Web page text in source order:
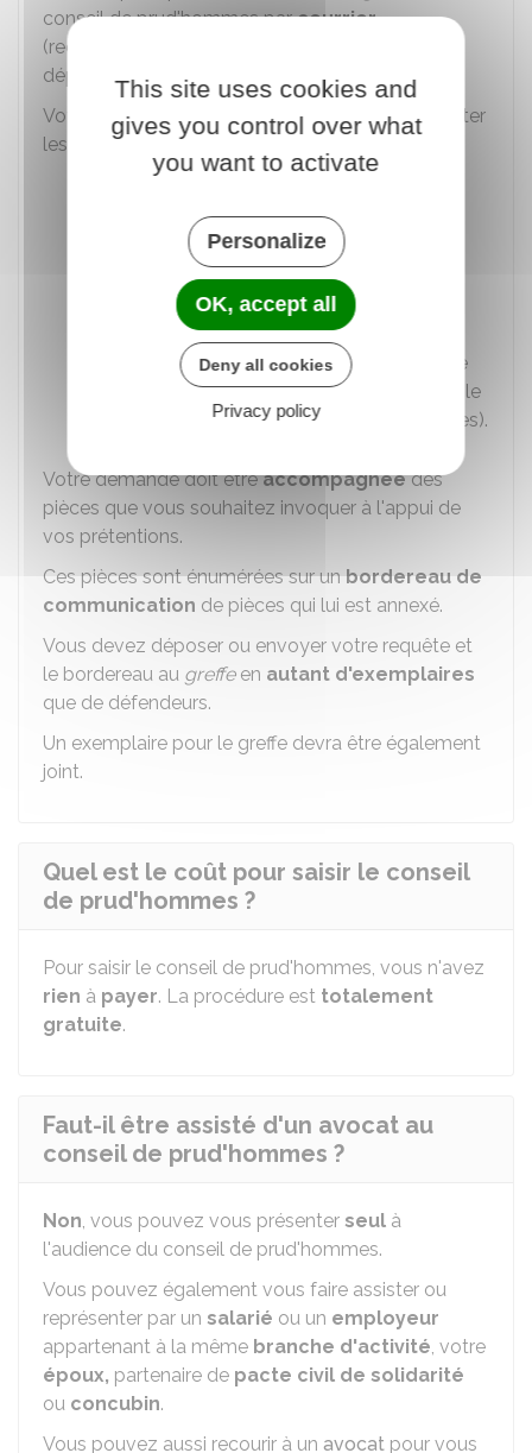
conseil de prud'hommes parcourrier
(recommandé ou non). Elle peut également être
déposéedirectement
au greffe.
Votre demande, datée et signée, doit comporter
les éléments suivants :
Coordonnées dudéfendeur
contre qui la demande est réalisée)
de la demande
Exposé sommairedes motifs de votre
demande. Elle doit mentionner l'ensemble
prétentions(sommes réclamées).
Votre demande doit êtreaccompagnéedes
pièces que vous souhaitez invoquer à l'appui de
vos prétentions.
Ces pièces sont énumérées sur unbordereau de
communication de pièces qui lui est annexé.
Vous devez déposer ou envoyer votre requête et
le bordereau au greffeen autant d'exemplaires
que de défendeurs.
Un exemplaire pour le greffe devra être également
joint.
Quel est le coût pour saisir le conseil
de prud'hommes ?
Pour saisir le conseil de prud'hommes, vous n'avez
rien à payer. La procédure est totalement
gratuite.
Faut-il être assisté d'un avocat au
conseil de prud'hommes ?
Non, vous pouvez vous présenter seul à
l'audience du conseil de prud'hommes.
Vous pouvez également vous faire assister ou
représenter par un salarié ou un employeur
appartenant à la même branche d'activité, votre
époux, partenaire de pacte civil de solidarité
ou concubin.
Vous pouvez aussi recourir à un avocat pour vous
This site uses cookies and
gives you control over what
you want to activate
Personalize
OK, accept all
Deny all cookies
Privacy policy